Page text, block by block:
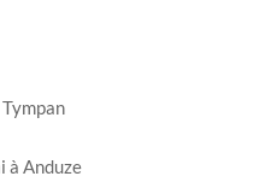
à Anduze